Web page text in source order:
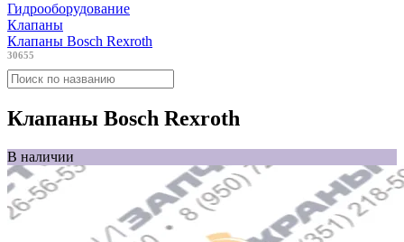
Гидрооборудование
Клапаны
Клапаны Bosch Rexroth
30655
Клапаны Bosch Rexroth
В наличии